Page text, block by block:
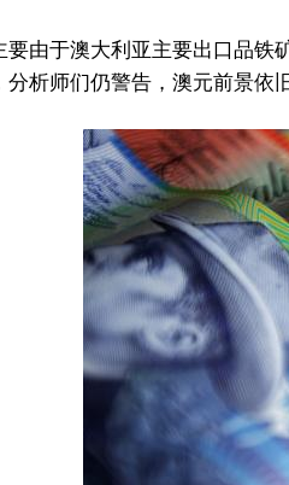
我要加入
《隐私条款》
由于澳大利亚主要出口品
析师们仍警告，澳元前景依